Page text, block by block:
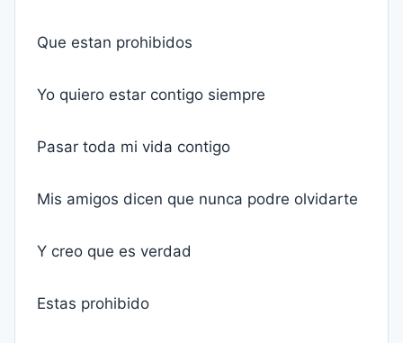
Que estan prohibidos
Yo quiero estar contigo siempre
Pasar toda mi vida contigo
Mis amigos dicen que nunca podre olvidarte
Y creo que es verdad
Estas prohibido